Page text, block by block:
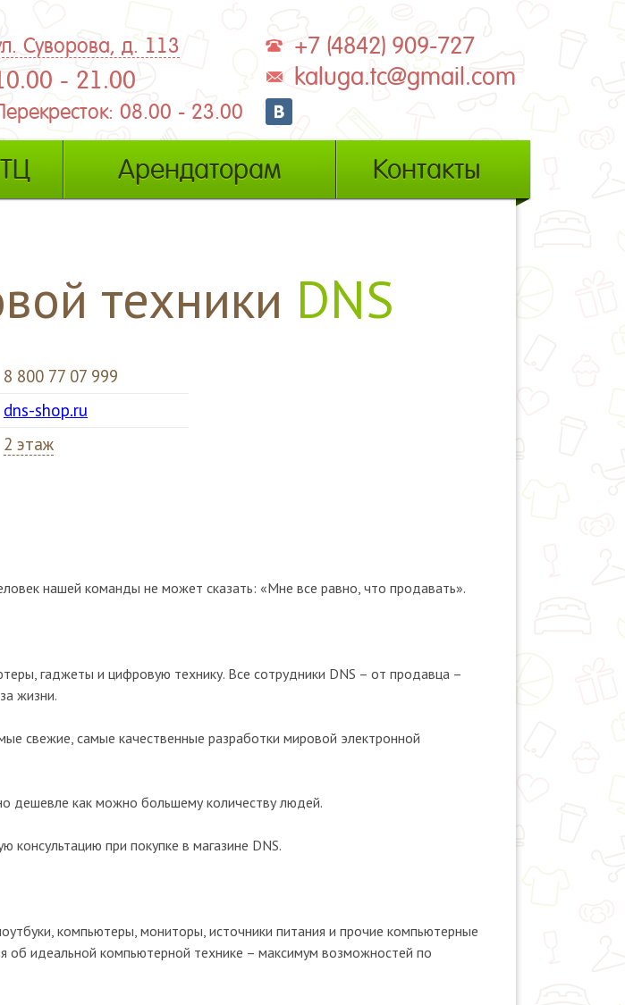
Суворова, д. 113
- 21.00
08.00 - 23.00
+7 (4842) 909-727
kaluga.tc@gmail.com
Арендаторам Контакты
техники DNS
8 800 77 07 999
dns-shop.ru
2 этаж
нашей команды не может сказать: «Мне все равно, что продавать».
гаджеты и цифровую технику. Все сотрудники DNS – от продавца –
жизни.
свежие, самые качественные разработки мировой электронной
дешевле как можно большему количеству людей.
при покупке в магазине DNS.
компьютеры, мониторы, источники питания и прочие компьютерные
об идеальной компьютерной технике – максимум возможностей по